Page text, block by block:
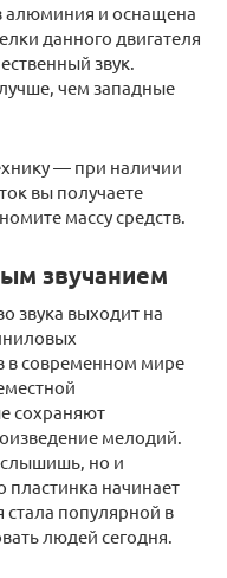
алюминия и оснащена
данного двигателя
звук.
чем западные
— при наличии
вы получаете
массу средств.
звучанием
звука выходит на
в современном мире
сохраняют
мелодий.
слышишь, но и
пластинка начинает
стала популярной в
людей сегодня.